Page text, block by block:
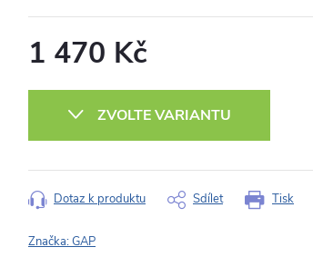
1 470 Kč
ZVOLTE VARIANTU
Tisk
Dotaz k produktu Sdílet
Značka:GAP